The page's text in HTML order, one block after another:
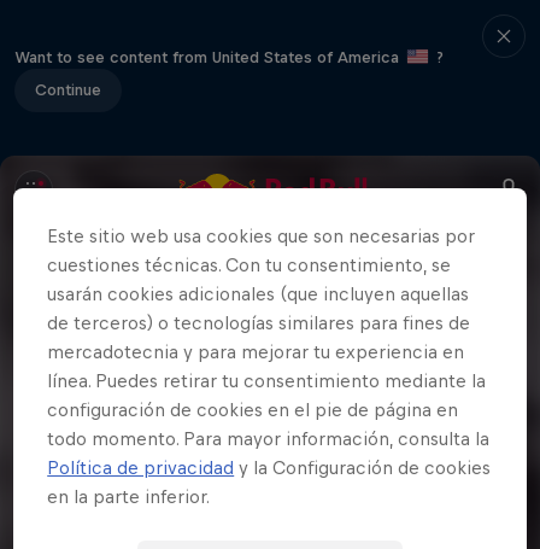
Want to see content from United States of America
?
Continue
Este sitio web usa cookies que son necesarias por
cuestiones técnicas. Con tu consentimiento, se
usarán cookies adicionales (que incluyen aquellas
de terceros) o tecnologías similares para fines de
mercadotecnia y para mejorar tu experiencia en
línea. Puedes retirar tu consentimiento mediante la
configuración de cookies en el pie de página en
todo momento. Para mayor información, consulta la
Política de privacidad y la Configuración de cookies
en la parte inferior.